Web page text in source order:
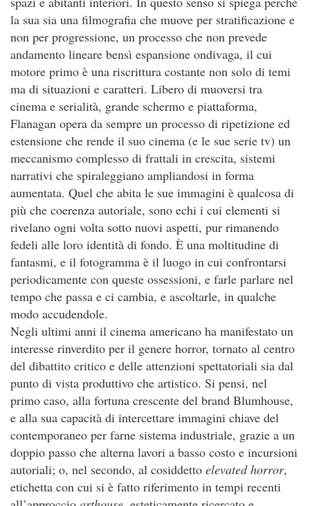
la sua sia una filmografia che muove per stratificazione e
non per progressione, un processo che non prevede
andamento lineare bensì espansione ondivaga, il cui
motore primo è una riscrittura costante non solo di temi
ma di situazioni e caratteri. Libero di muoversi tra
cinema e serialità, grande schermo e piattaforma,
Flanagan opera da sempre un processo di ripetizione ed
estensione che rende il suo cinema (e le sue serie tv) un
meccanismo complesso di frattali in crescita, sistemi
narrativi che spiraleggiano ampliandosi in forma
aumentata. Quel che abita le sue immagini è qualcosa di
più che coerenza autoriale, sono echi i cui elementi si
rivelano ogni volta sotto nuovi aspetti, pur rimanendo
fedeli alle loro identità di fondo. È una moltitudine di
fantasmi, e il fotogramma è il luogo in cui confrontarsi
periodicamente con queste ossessioni, e farle parlare nel
tempo che passa e ci cambia, e ascoltarle, in qualche
modo accudendole.
Negli ultimi anni il cinema americano ha manifestato un
interesse rinverdito per il genere horror, tornato al centro
del dibattito critico e delle attenzioni spettatoriali sia dal
punto di vista produttivo che artistico. Si pensi, nel
primo caso, alla fortuna crescente del brand Blumhouse,
e alla sua capacità di intercettare immagini chiave del
contemporaneo per farne sistema industriale, grazie a un
doppio passo che alterna lavori a basso costo e incursioni
autoriali; o, nel secondo, al cosiddetto elevated horror,
etichetta con cui si è fatto riferimento in tempi recenti